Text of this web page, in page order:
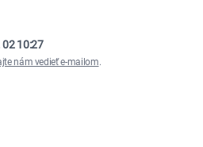
02 10:27
nám vedieť e-mailom.